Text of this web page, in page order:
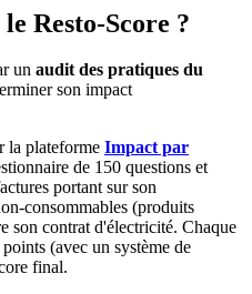
Resto-Score ?
un audit des pratiques du
son impact
la plateforme Impact par
de 150 questions et
portant sur son
consommables (produits
son contrat d'électricité. Chaque
(avec un système de
final.